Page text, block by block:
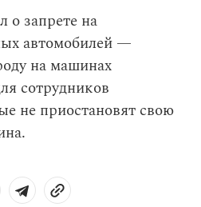
запрете на
автомобилей —
на машинах
сотрудников
не приостановят свою